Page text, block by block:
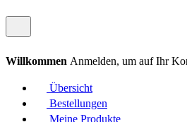
Willkommen Anmelden, um auf Ihr
Übersicht
Bestellungen
Meine Produkte